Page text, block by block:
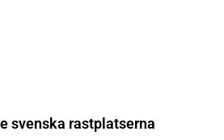
svenska rastplatserna